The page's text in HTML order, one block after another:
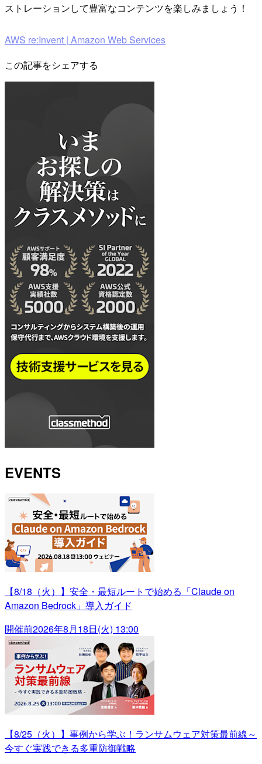
ストレーションして豊富なコンテンツを楽しみましょう！
AWS re:Invent | Amazon Web Services
この記事をシェアする
EVENTS
【8/18（火）】安全・最短ルートで始める「Claude on
Amazon Bedrock」導入ガイド
開催前2026年8月18日(火) 13:00
【8/25（火）】事例から学ぶ！ランサムウェア対策最前線～
今すぐ実践できる多重防御戦略